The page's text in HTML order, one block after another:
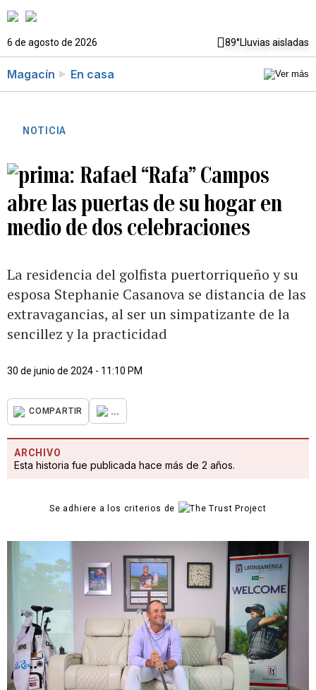
6 de agosto de 2026 89°Lluvias aisladas
Magacín En casa
NOTICIA
Rafael “Rafa” Campos
abre las puertas de su hogar en
medio de dos celebraciones
La residencia del golfista puertorriqueño y su
esposa Stephanie Casanova se distancia de las
extravagancias, al ser un simpatizante de la
sencillez y la practicidad
30 de junio de 2024 - 11:10 PM
COMPARTIR ...
ARCHIVO
Esta historia fue publicada hace más de 2 años.
Se adhiere a los criterios de